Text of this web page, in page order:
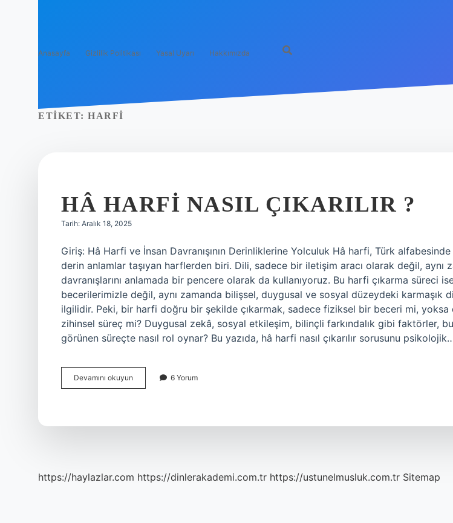
Anasayfa Gizlilik Politikası Yasal Uyarı Hakkımızda
ETIKET: HARFI
HÂ HARFI NASIL ÇIKARILIR ?
Tarih: Aralık 18, 2025
Giriş: Hâ Harfi ve İnsan Davranışının Derinliklerine Yolculuk Hâ harfi, Türk
derin anlamlar taşıyan harflerden biri. Dili, sadece bir iletişim aracı olarak değil, aynı
davranışlarını anlamada bir pencere olarak da kullanıyoruz. Bu harfi çıkarma süreci
becerilerimizle değil, aynı zamanda bilişsel, duygusal ve sosyal düzeydeki karmaşık
ilgilidir. Peki, bir harfi doğru bir şekilde çıkarmak, sadece fiziksel bir beceri mi, yoksa
zihinsel süreç mi? Duygusal zekâ, sosyal etkileşim, bilinçli farkındalık gibi faktörler,
görünen süreçte nasıl rol oynar? Bu yazıda, hâ harfi nasıl çıkarılır sorusunu
Devamını okuyun
harfi
6 Yorum
https://haylazlar.com https://dinlerakademi.com.tr https://ustunelmusluk.com.tr Sitemap